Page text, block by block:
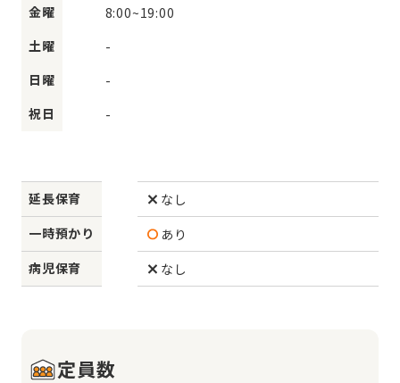
金曜
8:00~19:00
土曜
-
日曜
-
祝日
-
延長保育
なし
一時預かり
あり
病児保育
なし
定員数